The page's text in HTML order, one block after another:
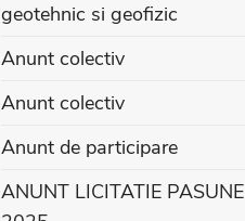
geotehnic si geofizic
Anunt colectiv
Anunt colectiv
Anunt de participare
ANUNT LICITATIE PASUNE